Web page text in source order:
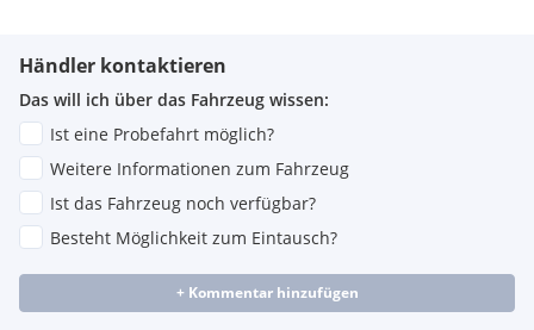
Händler kontaktieren
Das will ich über das Fahrzeug wissen:
Ist eine Probefahrt möglich?
Weitere Informationen zum Fahrzeug
Ist das Fahrzeug noch verfügbar?
Besteht Möglichkeit zum Eintausch?
+ Kommentar hinzufügen